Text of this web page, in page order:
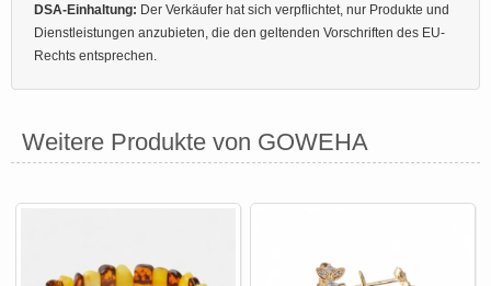
DSA-Einhaltung: Der Verkäufer hat sich verpflichtet, nur Produkte und
Dienstleistungen anzubieten, die den geltenden Vorschriften des EU-
Rechts entsprechen.
Weitere Produkte von GOWEHA